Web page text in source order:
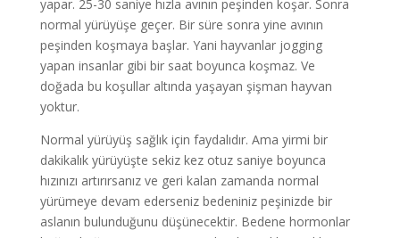
yapar. 25-30 saniye hızla avının peşinden koşar. Sonra
normal yürüyüşe geçer. Bir süre sonra yine avının
peşinden koşmaya başlar. Yani hayvanlar jogging
yapan insanlar gibi bir saat boyunca koşmaz. Ve
doğada bu koşullar altında yaşayan şişman hayvan
yoktur.
Normal yürüyüş sağlık için faydalıdır. Ama yirmi bir
dakikalık yürüyüşte sekiz kez otuz saniye boyunca
hızınızı artırırsanız ve geri kalan zamanda normal
yürümeye devam ederseniz bedeniniz peşinizde bir
aslanın bulunduğunu düşünecektir. Bedene hormonlar